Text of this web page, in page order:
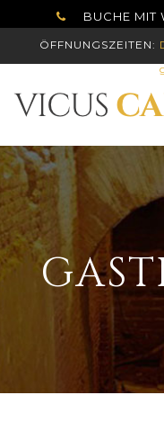
BUCHE MIT
ÖFFNUNGSZEITEN: